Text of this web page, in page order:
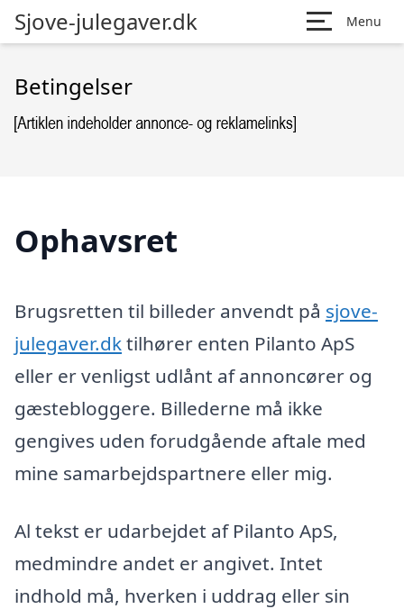
Sjove-julegaver.dk Menu
Betingelser
Ophavsret
Brugsretten til billeder anvendt på sjove-
julegaver.dktilhører enten Pilanto ApS
eller er venligst udlånt af annoncører og
gæstebloggere. Billederne må ikke
gengives uden forudgående aftale med
mine samarbejdspartnere eller mig.
Al tekst er udarbejdet af Pilanto ApS,
medmindre andet er angivet. Intet
indhold må, hverken i uddrag eller sin